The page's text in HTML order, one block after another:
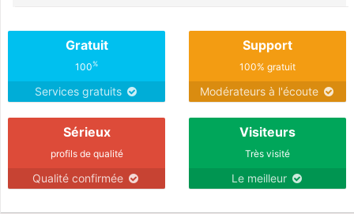
Gratuit
100%
Services gratuits
Support
100% gratuit
Modérateurs à l'écoute
Sérieux
profils de qualité
Qualité confirmée
Visiteurs
Très visité
Le meilleur